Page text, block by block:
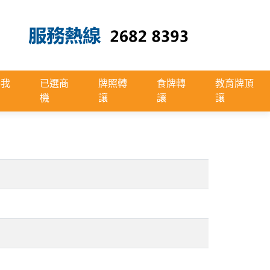
已選商
機
牌照轉
讓
食牌轉
讓
教育牌頂
讓